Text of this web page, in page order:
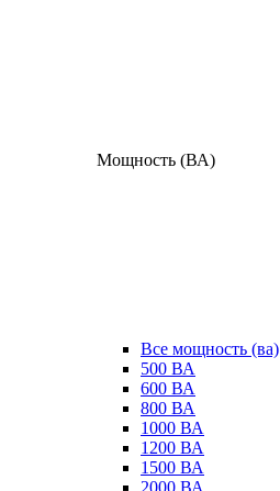
Мощность (ВА)
Все мощность (ва)
500 ВА
600 ВА
800 ВА
1000 ВА
1200 ВА
1500 ВА
2000 ВА